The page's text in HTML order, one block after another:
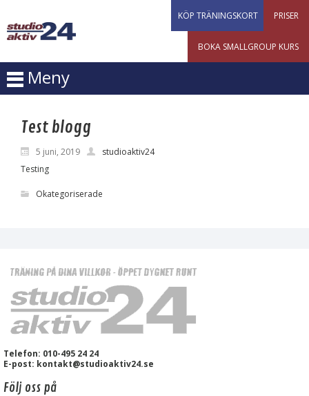
KÖP TRÄNINGSKORT PRISER
BOKA SMALLGROUP KURS
Meny
Test blogg
5 juni, 2019
studioaktiv24
Testing
Okategoriserade
Telefon: 010-495 24 24
E-post: kontakt@studioaktiv24.se
Följ oss på